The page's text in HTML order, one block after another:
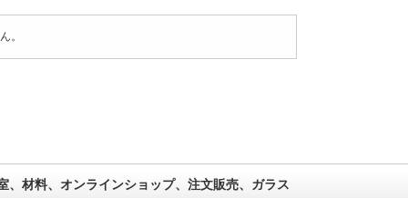
。
材料、オンラインショップ、注文販売、ガラス